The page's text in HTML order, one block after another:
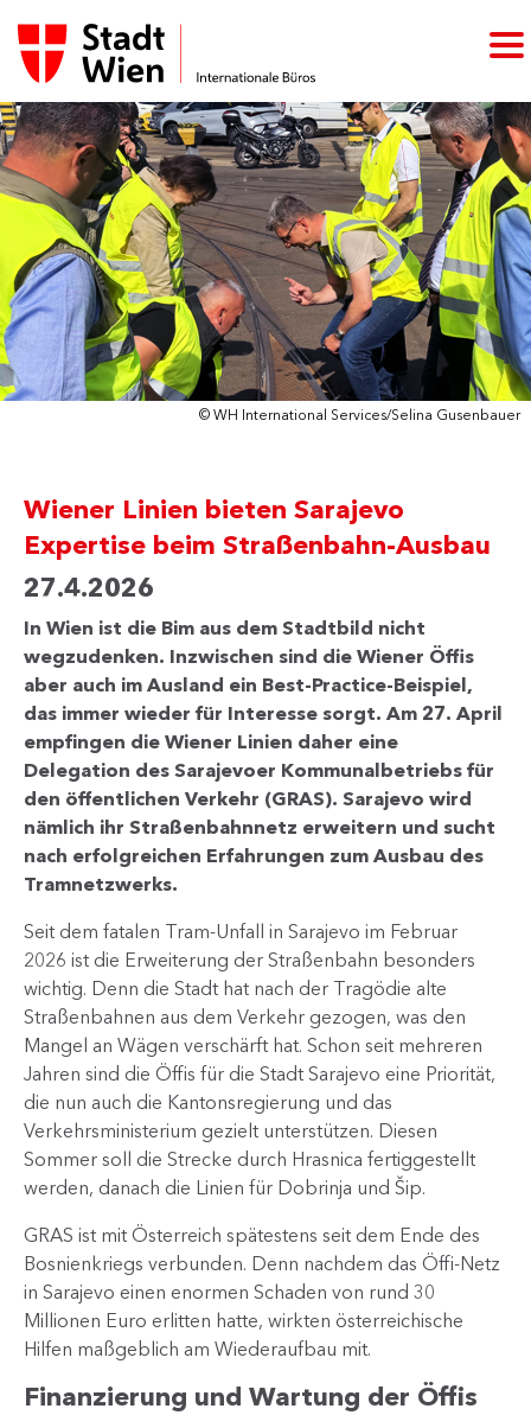
© WH International Services/Selina Gusenbauer
Wiener Linien bieten Sarajevo
Expertise beim Straßenbahn-Ausbau
27.4.2026
In Wien ist die Bim aus dem Stadtbild nicht
wegzudenken. Inzwischen sind die Wiener Öffis
aber auch im Ausland ein Best-Practice-Beispiel,
das immer wieder für Interesse sorgt. Am 27. April
empfingen die Wiener Linien daher eine
Delegation des Sarajevoer Kommunalbetriebs für
den öffentlichen Verkehr (GRAS). Sarajevo wird
nämlich ihr Straßenbahnnetz erweitern und sucht
nach erfolgreichen Erfahrungen zum Ausbau des
Tramnetzwerks.
Seit dem fatalen Tram-Unfall in Sarajevo im Februar
2026 ist die Erweiterung der Straßenbahn besonders
wichtig. Denn die Stadt hat nach der Tragödie alte
Straßenbahnen aus dem Verkehr gezogen, was den
Mangel an Wägen verschärft hat. Schon seit mehreren
Jahren sind die Öffis für die Stadt Sarajevo eine Priorität,
die nun auch die Kantonsregierung und das
Verkehrsministerium gezielt unterstützen. Diesen
Sommer soll die Strecke durch Hrasnica fertiggestellt
werden, danach die Linien für Dobrinja und Šip.
GRAS ist mit Österreich spätestens seit dem Ende des
Bosnienkriegs verbunden. Denn nachdem das Öffi-Netz
in Sarajevo einen enormen Schaden von rund 30
Millionen Euro erlitten hatte, wirkten österreichische
Hilfen maßgeblich am Wiederaufbau mit.
Finanzierung und Wartung der Öffis